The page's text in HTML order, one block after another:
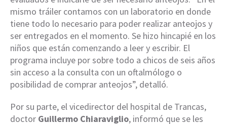
mismo tráiler contamos con un laboratorio en donde
tiene todo lo necesario para poder realizar anteojos y
ser entregados en el momento. Se hizo hincapié en los
niños que están comenzando a leer y escribir. El
programa incluye por sobre todo a chicos de seis años
sin acceso a la consulta con un oftalmólogo o
posibilidad de comprar anteojos”, detalló.
Por su parte, el vicedirector del hospital de Trancas,
doctor Guillermo Chiaraviglio, informó que se les